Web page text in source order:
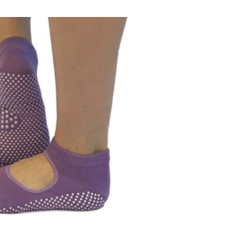
Add to Wishlist